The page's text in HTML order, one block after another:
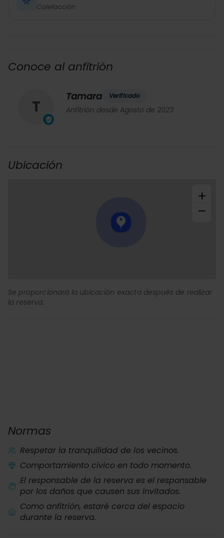
Calefacción
Conoce al anfitrión
T
Tamara Verificado
Anfitrión desde Agosto de 2023
Ubicación
+
−
Se proporcionará la ubicación exacta después de realizar
la reserva.
Normas
Respetar la tranquilidad de los vecinos.
Comportamiento cívico en todo momento.
El responsable de la reserva es el responsable
por los daños que causen sus invitados.
Como anfitrión, estaré cerca del espacio
durante la reserva.